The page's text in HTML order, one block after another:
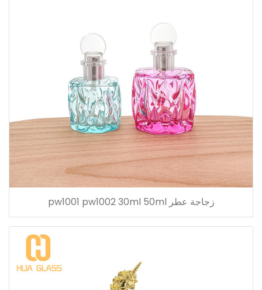
زجاجة عطر pw1001 pw1002 30ml 50ml